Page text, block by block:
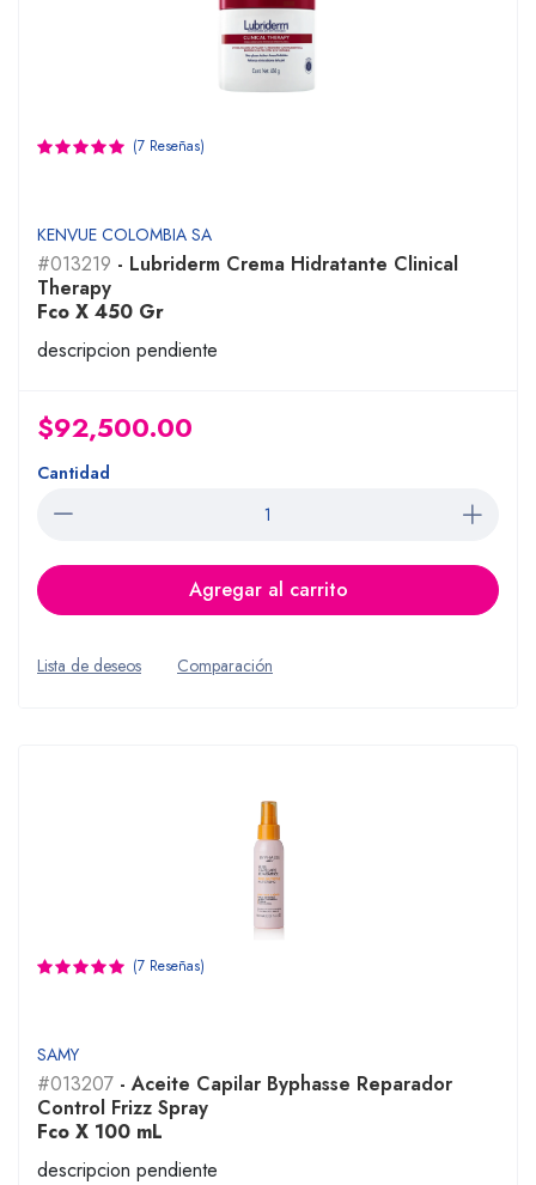
(7 Reseñas)
KENVUE COLOMBIA SA
#013219 - Lubriderm Crema Hidratante Clinical
Therapy
Fco X 450 Gr
descripcion pendiente
$92,500.00
Cantidad
Agregar al carrito
Lista de deseos Comparación
(7 Reseñas)
SAMY
#013207 - Aceite Capilar Byphasse Reparador
Control Frizz Spray
Fco X 100 mL
descripcion pendiente